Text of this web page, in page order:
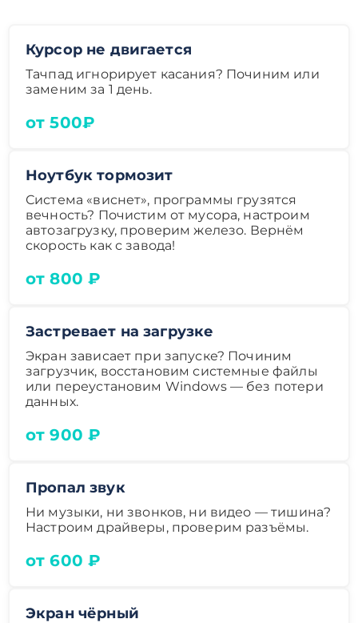
Курсор не двигается
Тачпад игнорирует касания? Починим или
заменим за 1 день.
от 500₽
Ноутбук тормозит
Система «виснет», программы грузятся
вечность? Почистим от мусора, настроим
автозагрузку, проверим железо. Вернём
скорость как с завода!
от 800 ₽
Застревает на загрузке
Экран зависает при запуске? Починим
загрузчик, восстановим системные файлы
или переустановим Windows — без потери
данных.
от 900 ₽
Пропал звук
Ни музыки, ни звонков, ни видео — тишина?
Настроим драйверы, проверим разъёмы.
от 600 ₽
Экран чёрный